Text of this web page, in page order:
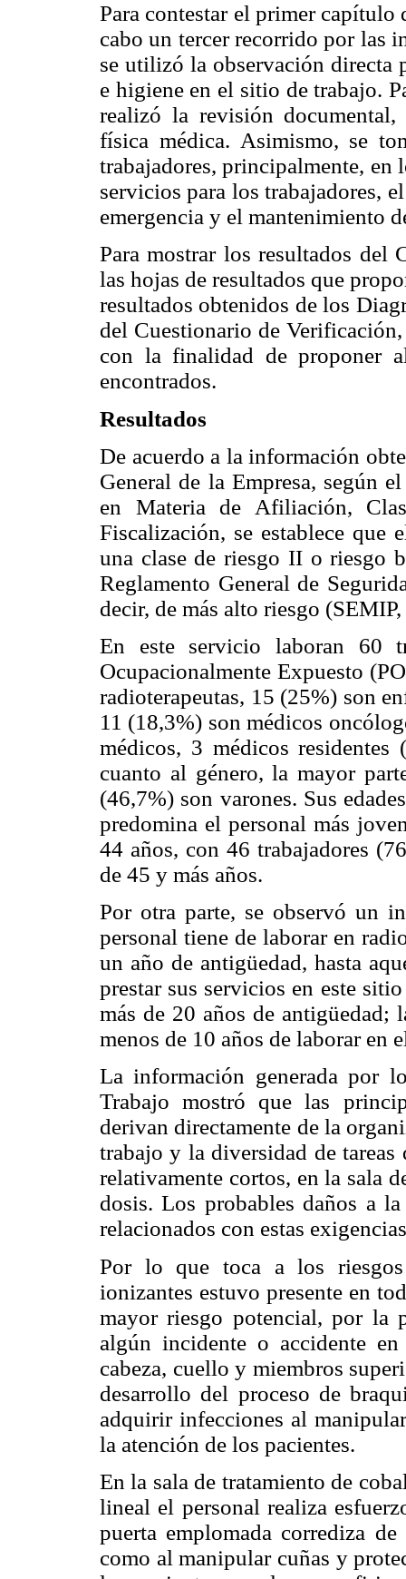
Para contestar el primer
cabo un tercer recorrido por las
se utilizó la observación directa
e higiene en el sitio de trabajo.
realizó la revisión
física médica. Asimismo, se
trabajadores, principalmente, en
servicios para los trabajadores,
emergencia y el mantenimiento
Para mostrar los resultados del
las hojas de resultados que
resultados obtenidos de los
del Cuestionario de
con la finalidad de proponer
encontrados.
Resultados
De acuerdo a la información
General de la Empresa, según
en Materia de Afiliación,
Fiscalización, se establece que
una clase de riesgo II o riesgo
Reglamento General de
decir, de más alto riesgo
En este servicio laboran 60
Ocupacionalmente Expuesto
radioterapeutas, 15 (25%) son
11 (18,3%) son médicos
médicos, 3 médicos
cuanto al género, la mayor
(46,7%) son varones. Sus
predomina el personal más
44 años, con 46 trabajadores
de 45 y más años.
Por otra parte, se observó un
personal tiene de laborar en
un año de antigüedad, hasta
prestar sus servicios en este
más de 20 años de antigüedad;
menos de 10 años de laborar en
La información generada por
Trabajo mostró que las
derivan directamente de la
trabajo y la diversidad de
relativamente cortos, en la sala
dosis. Los probables daños a
relacionados con estas
Por lo que toca a los riesgos
ionizantes estuvo presente en
mayor riesgo potencial, por la
algún incidente o accidente
cabeza, cuello y miembros
desarrollo del proceso de
adquirir infecciones al
la atención de los pacientes.
En la sala de tratamiento de
lineal el personal realiza
puerta emplomada corrediza
como al manipular cuñas y